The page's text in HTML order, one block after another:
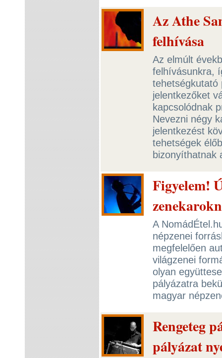
Az Athe
felhívása
Az elmúlt
felhívásunkra,
tehetségkutató
jelentkezőket
kapcsolódnak
Nevezni négy
jelentkezést
tehetségek
bizonyíthatnak
Figyelem!
A
népzenei
megfelelően
világzenei
olyan
pályázatra
magyar
Rengeteg
pályázat